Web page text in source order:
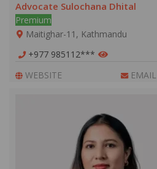
Advocate Sulochana Dhital
Premium
Maitighar-11, Kathmandu
+977 985112***
WEBSITE
EMAIL